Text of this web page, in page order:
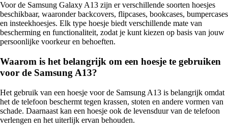
Voor de Samsung Galaxy A13 zijn er verschillende soorten hoesjes
beschikbaar, waaronder backcovers, flipcases, bookcases, bumpercases
en insteekhoesjes. Elk type hoesje biedt verschillende mate van
bescherming en functionaliteit, zodat je kunt kiezen op basis van jouw
persoonlijke voorkeur en behoeften.
Waarom is het belangrijk om een hoesje te gebruiken
voor de Samsung A13?
Het gebruik van een hoesje voor de Samsung A13 is belangrijk omdat
het de telefoon beschermt tegen krassen, stoten en andere vormen van
schade. Daarnaast kan een hoesje ook de levensduur van de telefoon
verlengen en het uiterlijk ervan behouden.